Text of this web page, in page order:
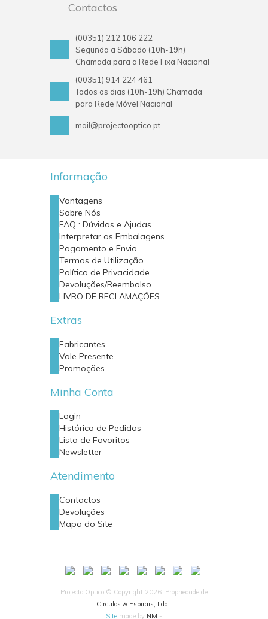
Contactos
(00351) 212 106 222
Segunda a Sábado (10h-19h)
Chamada para a Rede Fixa Nacional
(00351) 914 224 461
Todos os dias (10h-19h) Chamada
para Rede Móvel Nacional
mail@projectooptico.pt
Informação
Vantagens
Sobre Nós
FAQ : Dúvidas e Ajudas
Interpretar as Embalagens
Pagamento e Envio
Termos de Utilização
Política de Privacidade
Devoluções/Reembolso
LIVRO DE RECLAMAÇÕES
Extras
Fabricantes
Vale Presente
Promoções
Minha Conta
Login
Histórico de Pedidos
Lista de Favoritos
Newsletter
Atendimento
Contactos
Devoluções
Mapa do Site
Projecto Optico © Copyright 2026. Propriedade de
Circulos & Espirais, Lda..
Site made by NM -